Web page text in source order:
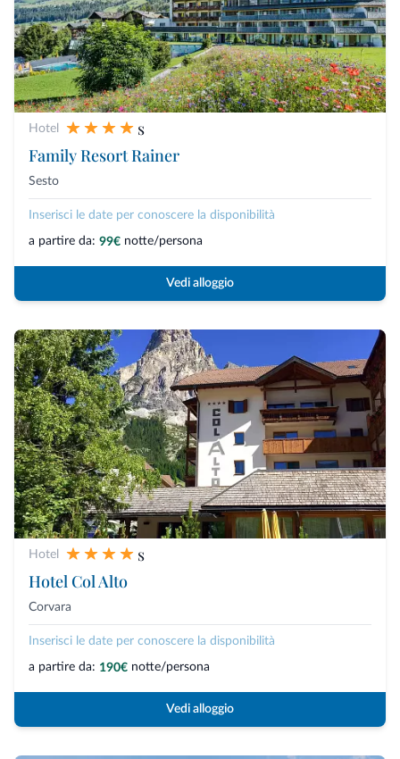
Hotel
s
Family Resort Rainer
Sesto
Inserisci le date per conoscere la disponibilità
a partire da: 99€ notte/persona
Vedi alloggio
Hotel
s
Hotel Col Alto
Corvara
Inserisci le date per conoscere la disponibilità
a partire da: 190€ notte/persona
Vedi alloggio